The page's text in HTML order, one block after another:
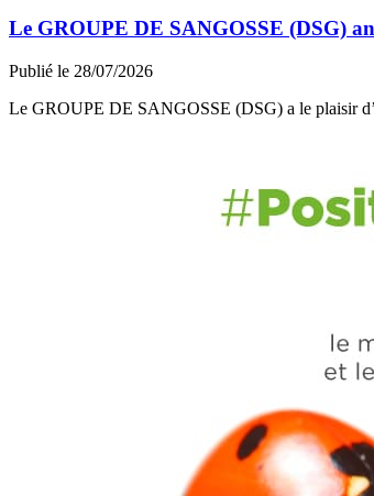
Le GROUPE DE SANGOSSE (DSG)
Publié le 28/07/2026
Le GROUPE DE SANGOSSE (DSG) a le plaisir